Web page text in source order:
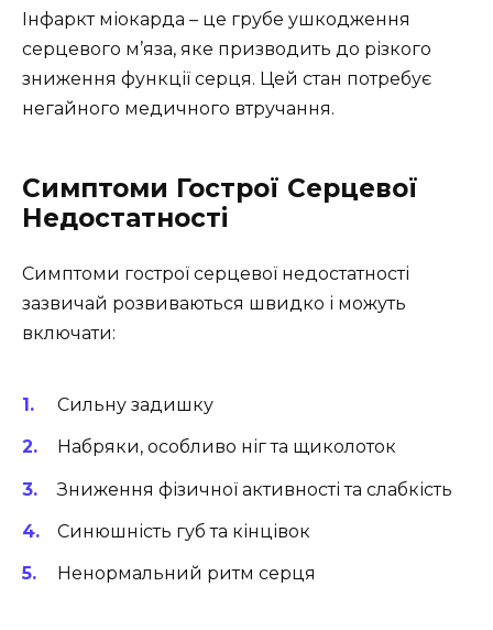
Інфаркт міокарда – це грубе ушкодження
серцевого м’яза, яке призводить до різкого
зниження функції серця. Цей стан потребує
негайного медичного втручання.
Симптоми Гострої Серцевої
Недостатності
Симптоми гострої серцевої недостатності
зазвичай розвиваються швидко і можуть
включати:
Сильну задишку
Набряки, особливо ніг та щиколоток
Зниження фізичної активності та слабкість
Синюшність губ та кінцівок
Ненормальний ритм серця